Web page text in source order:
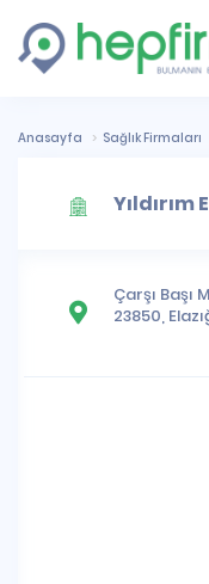
Anasayfa Sağlık Firmaları
Yıldırım
Çarşı Başı
23850,